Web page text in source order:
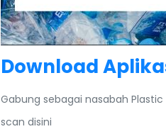
Download
Gabung sebagai nasabah
scan disini